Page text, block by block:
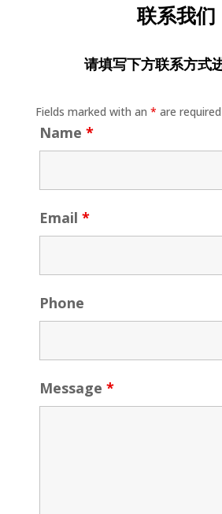
联系我们
请填写下方联系方式
Fields marked with an * are required
Name *
Email *
Phone
Message *